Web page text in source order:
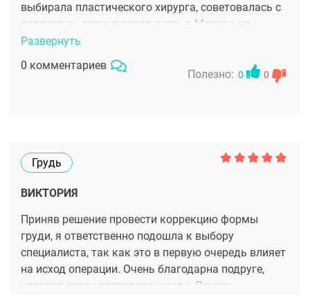
выбирала пластического хирурга, советовалась с
подругами, даже думала ехать в Москву, но
вовремя вмешалась моя тетя, которая рассказала
о Денисе Дмитриевиче и его первоклассных
операциях. Очень рада, что послушала ее, ведь
Развернуть
0 комментариев
Полезно: 0 0
Грудь
ВИКТОРИЯ
Приняв решение провести коррекцию формы
груди, я ответственно подошла к выбору
специалиста, так как это в первую очередь влияет
на исход операции. Очень благодарна подруге,
которая сразу отправила меня к Денису